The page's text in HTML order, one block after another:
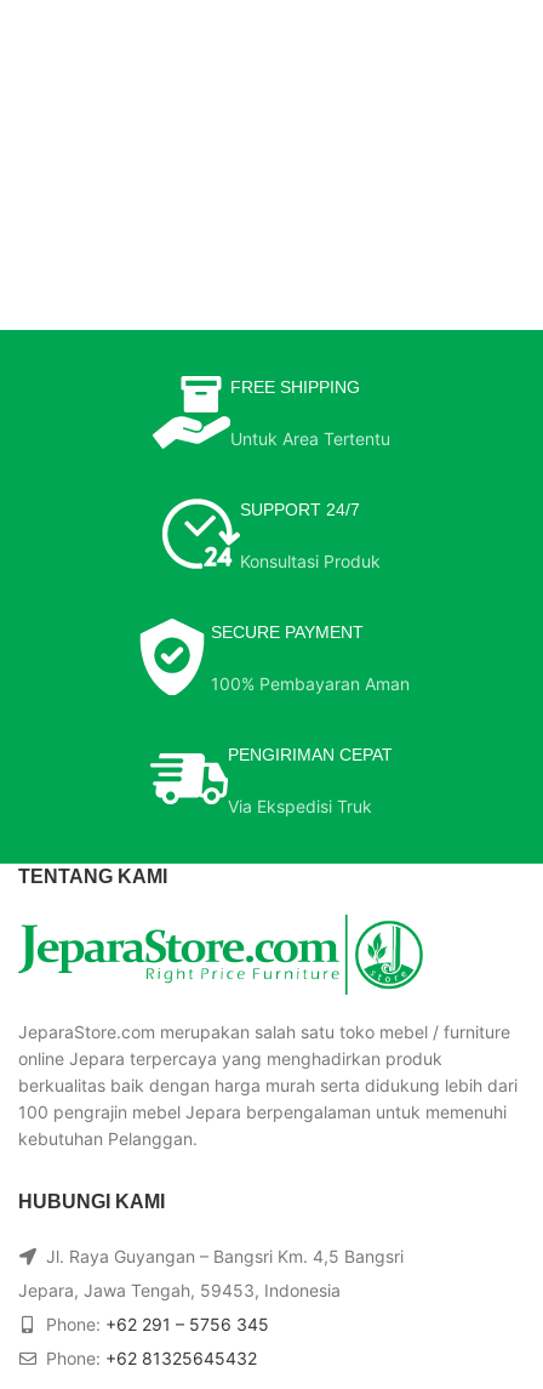
FREE SHIPPING
Untuk Area Tertentu
SUPPORT 24/7
Konsultasi Produk
SECURE PAYMENT
100% Pembayaran Aman
PENGIRIMAN CEPAT
Via Ekspedisi Truk
TENTANG KAMI
JeparaStore.com merupakan salah satu toko mebel / furniture
online Jepara terpercaya yang menghadirkan produk
berkualitas baik dengan harga murah serta didukung lebih dari
100 pengrajin mebel Jepara berpengalaman untuk memenuhi
kebutuhan Pelanggan.
HUBUNGI KAMI
Jl. Raya Guyangan – Bangsri Km. 4,5 Bangsri
Jepara, Jawa Tengah, 59453, Indonesia
Phone: +62 291 – 5756 345
Phone: +62 81325645432